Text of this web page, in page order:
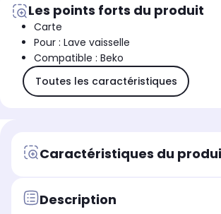
Les points forts du produit
Carte
Pour : Lave vaisselle
Compatible : Beko
Toutes les caractéristiques
Caractéristiques du
Description